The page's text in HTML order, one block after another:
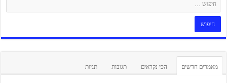
מאמרים חדשים הכי נקראים תגובות תגיות